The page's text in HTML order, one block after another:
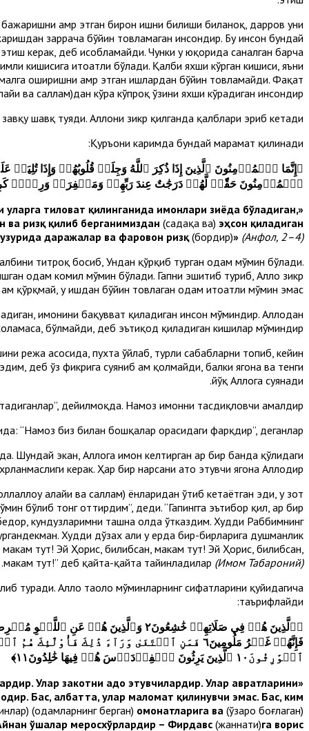
бажаришни амр этган бирон ишни билиши биланоқ, дарров уни
заррача бўйин товламаган инсондир. Бу инсон бундай
керак, деб ҳисобламайди. Чунки у юқорида саналган барча
кишисига итоатли бўлади. Қалби яхши кўрган кишиси, яъни
амалга оширишни амр этган ишлардан бўйин товламайди. Фақат
ва саллам)дан кўра кўпроқ ўзини яхши кўрадиган инсондир.
шавқ туяди. Аллоҳни зикр қилганда қалблари эриб кетади.
Қуръони каримда бундай марҳамат қилинади:
﴿
ٱلۡمُؤۡمِنُونَ حَقّٗاۚ لَّهُمۡ دَرَجَٰتٌ عِندَ رَبِّهِمۡ وَمَغۡفِرَةٞ وَرِزۡقٞ
«Мўминлар
тиловат қилинганида имонлари зиёда бўладиган,
ва ризқ қилиб берганимиздан (садақа ва) эҳсон қиладиган
даражалар ва фаровон ризқ(бордир)» (Анфол, 2–4)
титроқ босиб, Ундан қўрқиб турган одам мўмин бўлади.
одам комил мўмин бўлади. Гапни эшитиб туриб, Аллоҳ зикр
қўрқмай, у ишдан бўйин товлаган одам итоатли мўмин эмас.
имонини бақувват қиладиган инсон мўминдир. Аллоҳдан
бўлмайди, деб эътиқод қиладиган кишилар мўминдир.
режа асосида, пухта ўйлаб, турли сабабларни топиб, кейин
деб ўз фикрига суяниб ҳам қолмайди, балки ягона ва тенги
йўқ Аллоҳга суянади.
дейилмоқда. Намоз имонни тасдиқловчи амалдир.
“Намоз биз билан бошқалар орасидаги фарқдир”, деганлар.
Шундай экан, Аллоҳга имон келтирган ҳар бир банда қўлидаги
керак. Ҳар бир нарсани ато этувчи ягона Аллоҳдир.
алайҳи ва саллам) ёнларидан ўтиб кетаётган эди, у зот
бўлиб тонг оттирдим”, деди. “Гапингга эътибор қил, ҳар бир
кундузларимни ташна ҳолда ўтказдим. Худди Раббимнинг
Худди дўзах аҳли у ерда бир-бирларига душманлик
тут! Эй Ҳорис, билибсан, маҳкам тут! Эй Ҳорис, билибсан,
маҳкам тут!” деб қайта-қайта тайинладилар (Имом Табароний)
.
туради. Аллоҳ таоло мўминларнинг сифатларини қуйидагича
таърифлайди:
﴿
ٱلۡوَٰرِثُونَ١٠ ٱلَّذِينَ يَرِثُونَ ٱلۡفِرۡدَوۡسَ هُمۡ فِيهَا خَٰلِدُونَ١١
﴾
«Улар намозларида ўзларини камтар тутувчилардир. Улар беҳуда
Улар закотни адо этувчилардир. Улар авратларини
Бас, албатта, улар маломат қилинувчи эмас. Бас, ким
(одамларнинг берган) омонатларига ва (ўзаро боғлаган)
ўшалар меросхўрлардир – Фирдавс (жаннати)га ворис